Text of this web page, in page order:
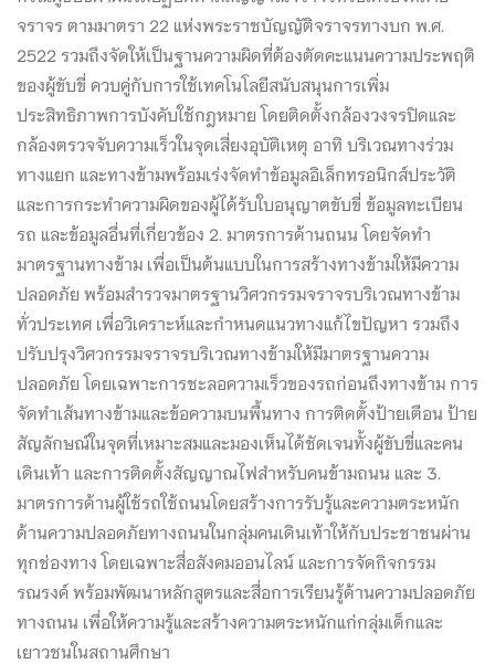
จราจร ตามมาตรา 22 แห่งพระราชบัญญัติจราจรทางบก พ.ศ.
2522 รวมถึงจัดให้เป็นฐานความผิดที่ต้องตัดคะแนนความประพฤติ
ของผู้ขับขี่ ควบคู่กับการใช้เทคโนโลยีสนับสนุนการเพิ่ม
ประสิทธิภาพการบังคับใช้กฎหมาย โดยติดตั้งกล้องวงจรปิดและ
กล้องตรวจจับความเร็วในจุดเสี่ยงอุบัติเหตุ อาทิ บริเวณทางร่วม
ทางแยก และทางข้ามพร้อมเร่งจัดทำข้อมูลอิเล็กทรอนิกส์ประวัติ
และการกระทำความผิดของผู้ได้รับใบอนุญาตขับขี่ ข้อมูลทะเบียน
รถ และข้อมูลอื่นที่เกี่ยวข้อง 2. มาตรการด้านถนน โดยจัดทำ
มาตรฐานทางข้าม เพื่อเป็นต้นแบบในการสร้างทางข้ามให้มีความ
ปลอดภัย พร้อมสำรวจมาตรฐานวิศวกรรมจราจรบริเวณทางข้าม
ทั่วประเทศ เพื่อวิเคราะห์และกำหนดแนวทางแก้ไขปัญหา รวมถึง
ปรับปรุงวิศวกรรมจราจรบริเวณทางข้ามให้มีมาตรฐานความ
ปลอดภัย โดยเฉพาะการชะลอความเร็วของรถก่อนถึงทางข้าม การ
จัดทำเส้นทางข้ามและข้อความบนพื้นทาง การติดตั้งป้ายเตือน ป้าย
สัญลักษณ์ในจุดที่เหมาะสมและมองเห็นได้ชัดเจนทั้งผู้ขับขี่และคน
เดินเท้า และการติดตั้งสัญญาณไฟสำหรับคนข้ามถนน และ 3.
มาตรการด้านผู้ใช้รถใช้ถนนโดยสร้างการรับรู้และความตระหนัก
ด้านความปลอดภัยทางถนนในกลุ่มคนเดินเท้าให้กับประชาชนผ่าน
ทุกช่องทาง โดยเฉพาะสื่อสังคมออนไลน์ และการจัดกิจกรรม
รณรงค์ พร้อมพัฒนาหลักสูตรและสื่อการเรียนรู้ด้านความปลอดภัย
ทางถนน เพื่อให้ความรู้และสร้างความตระหนักแก่กลุ่มเด็กและ
เยาวชนในสถานศึกษา